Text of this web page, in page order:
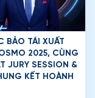
của […]
BẢO TÁI XUẤT
2025, CÙNG
JURY SESSION &
KẾT HOÀNH